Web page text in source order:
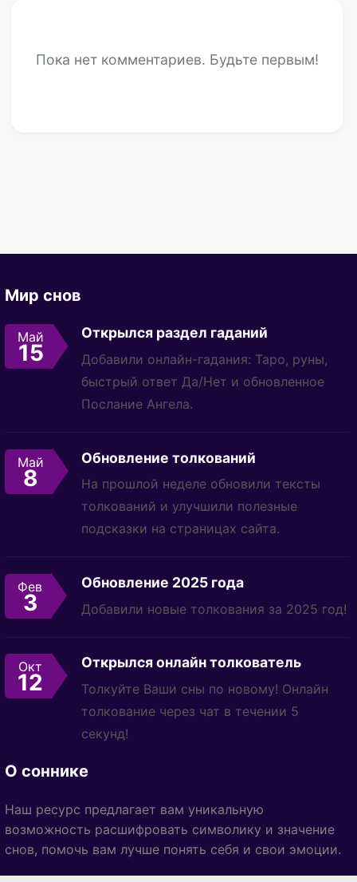
Пока нет комментариев. Будьте первым!
Мир снов
Май
15
Открылся раздел гаданий
Добавили онлайн-гадания: Таро, руны,
быстрый ответ Да/Нет и обновленное
Послание Ангела.
Май
8
Обновление толкований
На прошлой неделе обновили тексты
толкований и улучшили полезные
подсказки на страницах сайта.
Фев
3
Обновление 2025 года
Добавили новые толкования за 2025 год!
Окт
12
Открылся онлайн толкователь
Толкуйте Ваши сны по новому! Онлайн
толкование через чат в течении 5
секунд!
О соннике
Наш ресурс предлагает вам уникальную
возможность расшифровать символику и значение
снов, помочь вам лучше понять себя и свои эмоции.